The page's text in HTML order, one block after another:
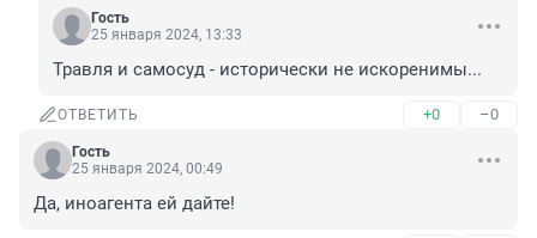
Гость
25 января 2024, 13:33
Травля и самосуд - исторически не искоренимы...
ОТВЕТИТЬ +0 –0
Гость
25 января 2024, 00:49
Да, иноагента ей дайте!